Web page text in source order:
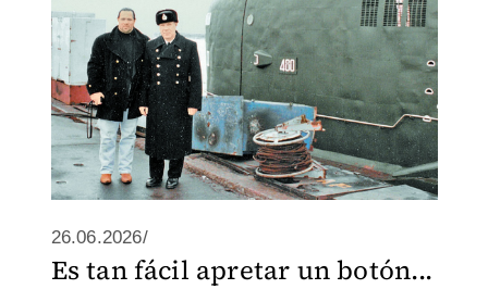
26.06.2026/
Es tan fácil apretar un botón...